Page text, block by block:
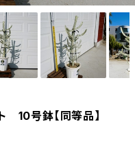
10号鉢【同等品】